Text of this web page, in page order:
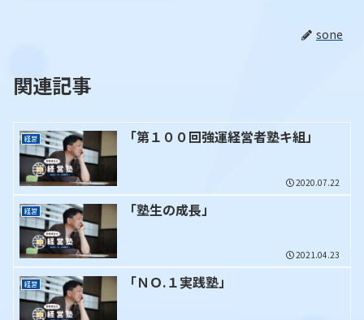
sone
関連記事
経営 「第１００回強運経営者塾キ組」
2020.07.22
経営 「塾生の成長」
2021.04.23
経営 「ＮＯ.１実践塾」